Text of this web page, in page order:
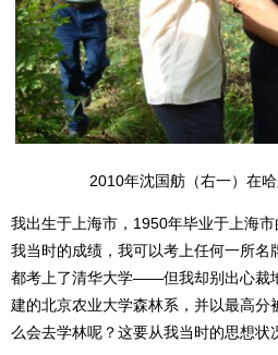
2010年沈国舫（右一）在
我出生于上海市，1950年毕业于上海
我当时的成绩，我可以考上任何一所
都考上了清华大学——但我却别出心裁
建的北京农业大学森林系，并以最高分
么会去学林呢？这要从我当时的思想状